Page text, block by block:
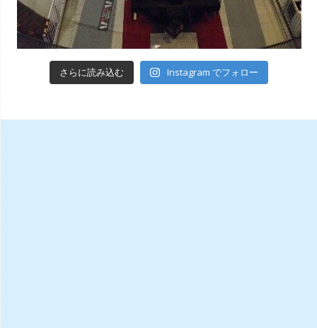
さらに読み込む Instagram でフォロー